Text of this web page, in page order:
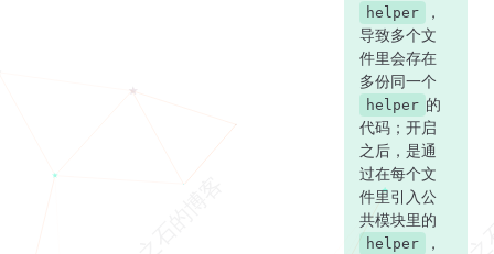
helper
，
导致多个文
件里会存在
多份同一个
helper 的
代码；开启
之后，是通
过在每个文
件里引入公
共模块里的
helper
，